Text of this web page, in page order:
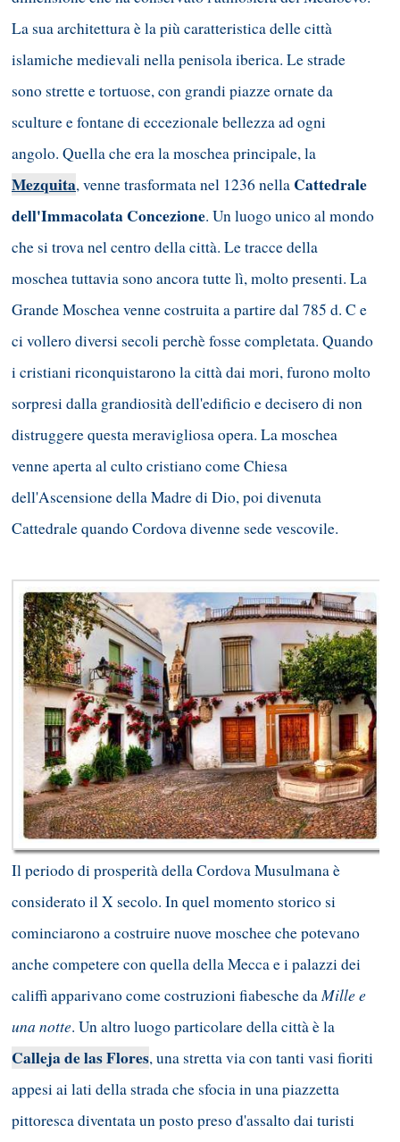
La sua architettura è la più caratteristica delle città
islamiche medievali nella penisola iberica. Le strade
sono strette e tortuose, con grandi piazze ornate da
sculture e fontane di eccezionale bellezza ad ogni
angolo. Quella che era la moschea principale, la
Mezquita, venne trasformata nel 1236 nella Cattedrale
dell'Immacolata Concezione. Un luogo unico al mondo
che si trova nel centro della città. Le tracce della
moschea tuttavia sono ancora tutte lì, molto presenti. La
Grande Moschea venne costruita a partire dal 785 d. C e
ci vollero diversi secoli perchè fosse completata. Quando
i cristiani riconquistarono la città dai mori, furono molto
sorpresi dalla grandiosità dell'edificio e decisero di non
distruggere questa meravigliosa opera. La moschea
venne aperta al culto cristiano come Chiesa
dell'Ascensione della Madre di Dio, poi divenuta
Cattedrale quando Cordova divenne sede vescovile.
Il periodo di prosperità della Cordova Musulmana è
considerato il X secolo. In quel momento storico si
cominciarono a costruire nuove moschee che potevano
anche competere con quella della Mecca e i palazzi dei
califfi apparivano come costruzioni fiabesche daMille e
una notte. Un altro luogo particolare della città è la
Calleja de las Flores, una stretta via con tanti vasi fioriti
appesi ai lati della strada che sfocia in una piazzetta
pittoresca diventata un posto preso d'assalto dai turisti